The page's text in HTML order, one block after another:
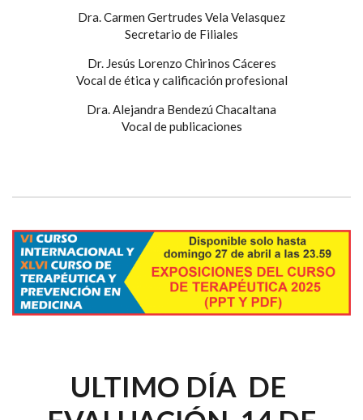
Dra. Carmen Gertrudes Vela Velasquez
Secretario de Filiales
Dr. Jesús Lorenzo Chirinos Cáceres
Vocal de ética y calificación profesional
Dra. Alejandra Bendezú Chacaltana
Vocal de publicaciones
ULTIMO DÍA DE